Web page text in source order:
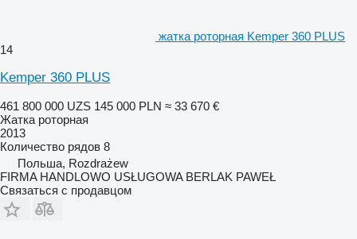
жатка роторная Kemper 360 PLUS
14
Kemper 360 PLUS
461 800 000 UZS 145 000 PLN ≈ 33 670 €
Жатка роторная
2013
Количество рядов 8
Польша, Rozdrażew
FIRMA HANDLOWO USŁUGOWA BERLAK PAWEŁ
Связаться с продавцом